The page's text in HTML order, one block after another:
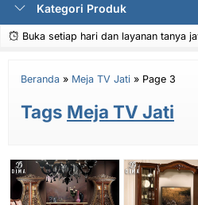
Kategori Produk
Buka setiap hari dan layanan tanya
Beranda » Meja TV Jati » Page 3
Tags Meja TV Jati